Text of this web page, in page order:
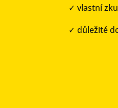
✓vlastní
✓důležité